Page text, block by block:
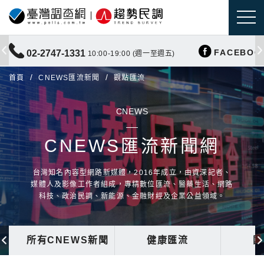
02-2747-1331 10:00-19:00 (週一至週五)
首頁 CNEWS匯流新聞 觀點匯流
CNEWS
CNEWS匯流新聞網
台灣知名內容型網路新媒體，2016年成立，由資深記者、
媒體人及影像工作者組成，專精數位匯流、醫藥生活、網路
科技、政治民調、新能源、金融財經及企業公益領域。
所有CNEWS新聞 健康匯流